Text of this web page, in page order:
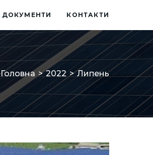
ДОКУМЕНТИ КОНТАКТИ
Головна > 2022 > Липень